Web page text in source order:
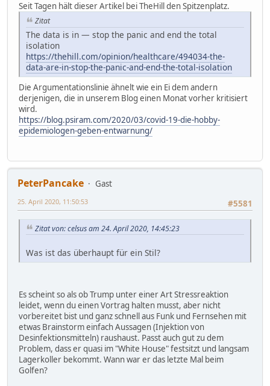
Seit Tagen hält dieser Artikel bei TheHill den Spitzenplatz.
Zitat
The data is in — stop the panic and end the total
isolation
https://thehill.com/opinion/healthcare/494034-the-
data-are-in-stop-the-panic-and-end-the-total-isolation
Die Argumentationslinie ähnelt wie ein Ei dem andern
derjenigen, die in unserem Blog einen Monat vorher kritisiert
wird.
https://blog.psiram.com/2020/03/covid-19-die-hobby-
epidemiologen-geben-entwarnung/
PeterPancake
Gast
#5581
25. April 2020, 11:50:53
Zitat von: celsus am 24. April 2020, 14:45:23
Was ist das überhaupt für ein Stil?
Es scheint so als ob Trump unter einer Art Stressreaktion
leidet, wenn du einen Vortrag halten musst, aber nicht
vorbereitet bist und ganz schnell aus Funk und Fernsehen mit
etwas Brainstorm einfach Aussagen (Injektion von
Desinfektionsmitteln) raushaust. Passt auch gut zu dem
Problem, dass er quasi im "White House" festsitzt und langsam
Lagerkoller bekommt. Wann war er das letzte Mal beim
Golfen?